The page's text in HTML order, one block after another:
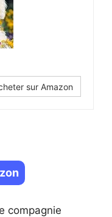
sur Amazon
compagnie